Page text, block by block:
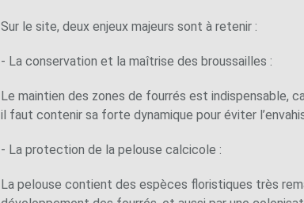
Sur le site, deux enjeux majeurs sont à retenir :
- La conservation et la maîtrise des broussailles :
Le maintien des zones de fourrés est indispensable,
il faut contenir sa forte dynamique pour éviter
- La protection de la pelouse calcicole :
La pelouse contient des espèces floristiques très